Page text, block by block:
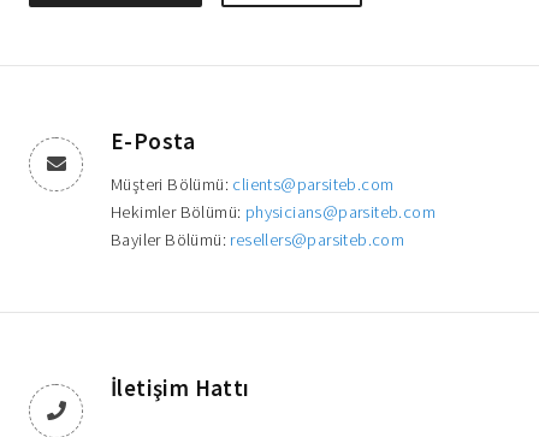
E-Posta
Müşteri Bölümü: clients@parsiteb.com
Hekimler Bölümü: physicians@parsiteb.com
Bayiler Bölümü: resellers@parsiteb.com
İletişim Hattı